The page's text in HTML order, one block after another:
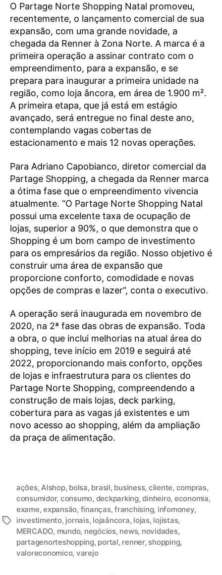
O Partage Norte Shopping Natal promoveu,
recentemente, o lançamento comercial de sua
expansão, com uma grande novidade, a
chegada da Renner à Zona Norte. A marca é a
primeira operação a assinar contrato com o
empreendimento, para a expansão, e se
prepara para inaugurar a primeira unidade na
região, como loja âncora, em área de 1.900 m².
A primeira etapa, que já está em estágio
avançado, será entregue no final deste ano,
contemplando vagas cobertas de
estacionamento e mais 12 novas operações.
Para Adriano Capobianco, diretor comercial da
Partage Shopping, a chegada da Renner marca
a ótima fase que o empreendimento vivencia
atualmente. “O Partage Norte Shopping Natal
possui uma excelente taxa de ocupação de
lojas, superior a 90%, o que demonstra que o
Shopping é um bom campo de investimento
para os empresários da região. Nosso objetivo é
construir uma área de expansão que
proporcione conforto, comodidade e novas
opções de compras e lazer”, conta o executivo.
A operação será inaugurada em novembro de
2020, na 2ª fase das obras de expansão. Toda
a obra, o que inclui melhorias na atual área do
shopping, teve início em 2019 e seguirá até
2022, proporcionando mais conforto, opções
de lojas e infraestrutura para os clientes do
Partage Norte Shopping, compreendendo a
construção de mais lojas, deck parking,
cobertura para as vagas já existentes e um
novo acesso ao shopping, além da ampliação
da praça de alimentação.
ações,Alshop, bolsa, brasil, business, cliente, compras,
consumidor, consumo, deckparking,dinheiro, economia,
exame,expansão, finanças,franchising, infomoney,
investimento, jornais, lojaâncora, lojas, lojistas,
MERCADO, mundo, negócios, news, novidades,
partagenorteshopping, portal, renner, shopping,
valoreconomico, varejo